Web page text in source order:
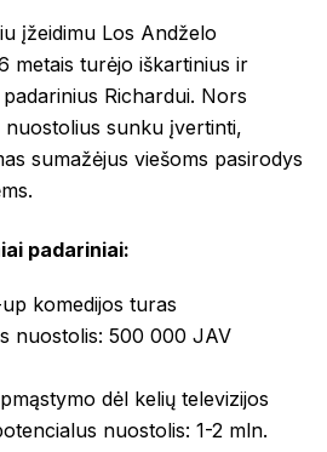
įžeidimu Los Andželo
metais turėjo iškartinius ir
Richardui. Nors
sunku įvertinti,
sumažėjus viešoms pasirodys
padariniai:
komedijos turas
nuostolis: 500 000 JAV
dėl kelių televizijos
nuostolis: 1-2 mln.